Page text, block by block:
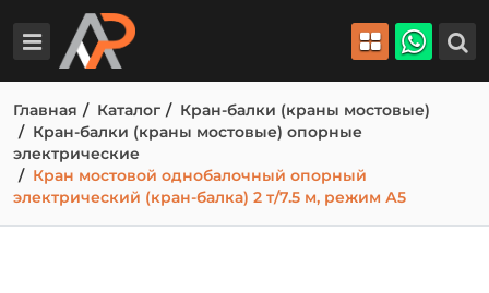
Главная Каталог
Кран-балки (краны мостовые)
Кран-балки (краны мостовые) опорные
электрические
Кран мостовой однобалочный опорный
электрический (кран-балка) 2 т/7.5 м, режим А5